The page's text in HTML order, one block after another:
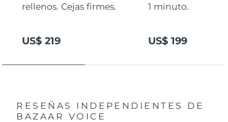
rellenos. Cejas firmes.
US$ 219
1 minuto.
US$ 199
RESEÑAS INDEPENDIENTES
DE
BAZAAR VOICE